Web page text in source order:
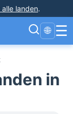
alle landen.
🌐 ☰
in